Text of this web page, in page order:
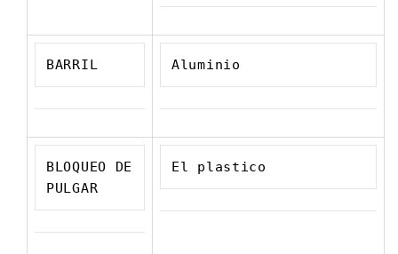
BARRIL Aluminio
BLOQUEO DE
PULGAR
El plastico